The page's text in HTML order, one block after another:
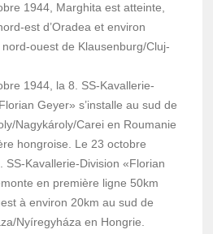
1944, Marghita est atteinte,
est d’Oradea et environ
nord-ouest de Klausenburg/Cluj-
1944, la 8. SS-Kavallerie-
Geyer» s’installe au sud de
Nagykároly/Carei en Roumanie
hongroise. Le 23 octobre
SS-Kavallerie-Division «Florian
en première ligne 50km
à environ 20km au sud de
Nyíregyháza en Hongrie.